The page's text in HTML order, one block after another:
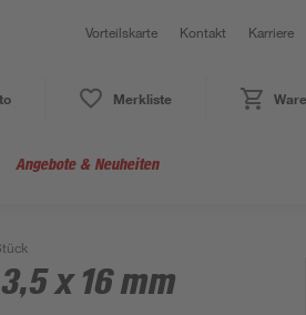
Vorteilskarte Kontakt Karriere
Merkliste
Angebote & Neuheiten
x 16 mm